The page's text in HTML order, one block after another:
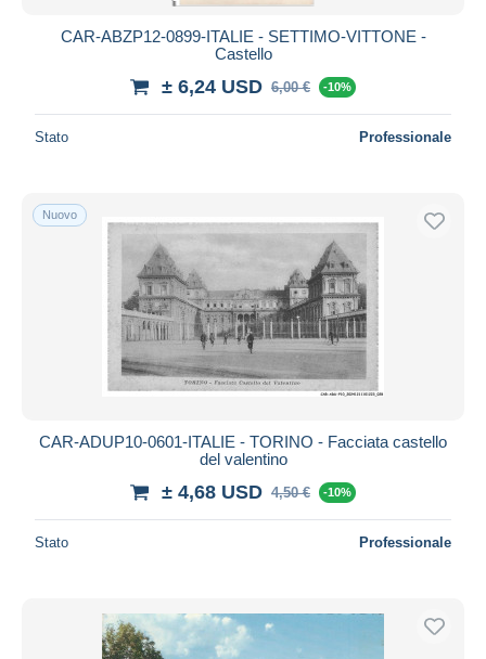
CAR-ABZP12-0899-ITALIE - SETTIMO-VITTONE -
Castello
± 6,24 USD 6,00 € -10%
Stato Professionale
Nuovo
CAR-ADUP10-0601-ITALIE - TORINO - Facciata castello
del valentino
± 4,68 USD 4,50 € -10%
Stato Professionale